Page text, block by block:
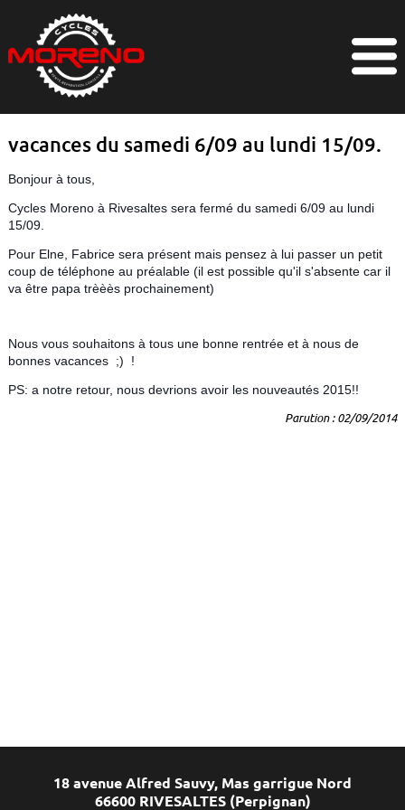
vacances du samedi 6/09 au lundi 15/09.
Bonjour à tous,
Cycles Moreno à Rivesaltes sera fermé du samedi 6/09 au lundi
15/09.
Pour Elne, Fabrice sera présent mais pensez à lui passer un petit
coup de téléphone au préalable (il est possible qu'il s'absente car il
va être papa trèèès prochainement)
Nous vous souhaitons à tous une bonne rentrée et à nous de
bonnes vacances ;) !
PS: a notre retour, nous devrions avoir les nouveautés 2015!!
Parution : 02/09/2014
18 avenue Alfred Sauvy, Mas garrigue Nord
66600 RIVESALTES (Perpignan)